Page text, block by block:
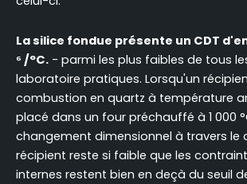
La silice fondue présente un CDT
⁶ /°C. - parmi les plus faibles de tous
laboratoire pratiques. Lorsqu'un
combustion en quartz à température
placé dans un four préchauffé à 1 000
changement dimensionnel à travers le
récipient reste si faible que les
internes restent bien en deçà du seuil